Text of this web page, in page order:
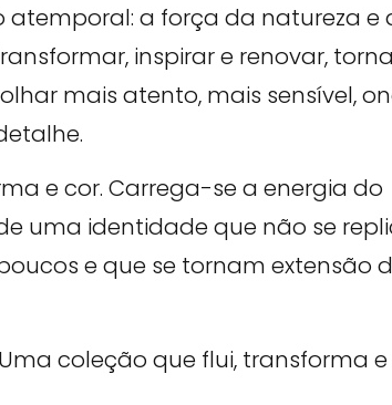
atemporal: a força da natureza e
inspirar e renovar,
mais atento, mais sensível,
e cor. Carrega-se a energia do
uma identidade que não se
e que se tornam extensão
coleção que flui, transforma e